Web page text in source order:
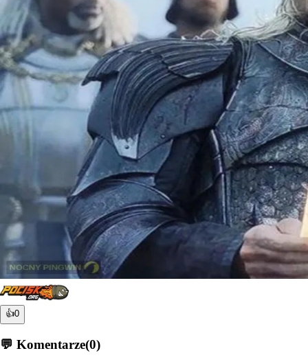
👍0
💬 Komentarze(0)